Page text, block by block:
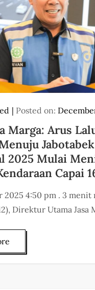
Posted on:
Marga: Arus
2025 Mulai
Capai
2025 4:50 pm . 3 menit
Direktur Utama Jasa